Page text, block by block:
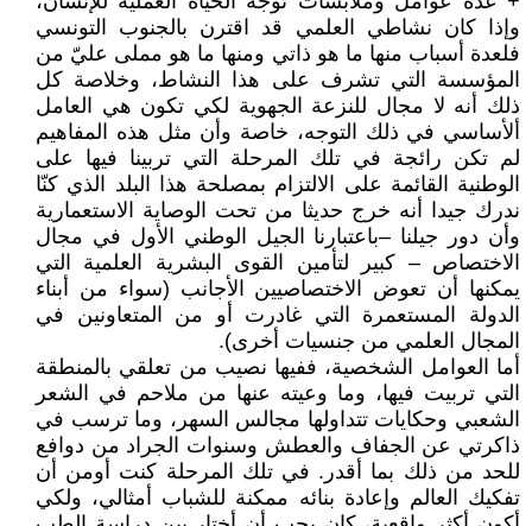
وإذا كان نشاطي العلمي قد اقترن بالجنوب التونسي
فلعدة أسباب منها ما هو ذاتي ومنها ما هو مملى عليّ من
المؤسسة التي تشرف على هذا النشاط، وخلاصة كل
ذلك أنه لا مجال للنزعة الجهوية لكي تكون هي العامل
ألأساسي في ذلك التوجه، خاصة وأن مثل هذه المفاهيم
لم تكن رائجة في تلك المرحلة التي تربينا فيها على
الوطنية القائمة على الالتزام بمصلحة هذا البلد الذي كنّا
ندرك جيدا أنه خرج حديثا من تحت الوصاية الاستعمارية
وأن دور جيلنا –باعتبارنا الجيل الوطني الأول في مجال
الاختصاص – كبير لتأمين القوى البشرية العلمية التي
يمكنها أن تعوض الاختصاصيين الأجانب (سواء من أبناء
الدولة المستعمرة التي غادرت أو من المتعاونين في
المجال العلمي من جنسيات أخرى).
أما العوامل الشخصية، ففيها نصيب من تعلقي بالمنطقة
التي تربيت فيها، وما وعيته عنها من ملاحم في الشعر
الشعبي وحكايات تتداولها مجالس السهر، وما ترسب في
ذاكرتي عن الجفاف والعطش وسنوات الجراد من دوافع
للحد من ذلك بما أقدر. في تلك المرحلة كنت أومن أن
تفكيك العالم وإعادة بنائه ممكنة للشباب أمثالي، ولكي